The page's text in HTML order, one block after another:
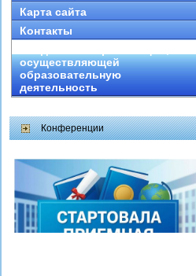
Карта сайта
Контакты
осуществляющей
образовательную
деятельность
Конференции